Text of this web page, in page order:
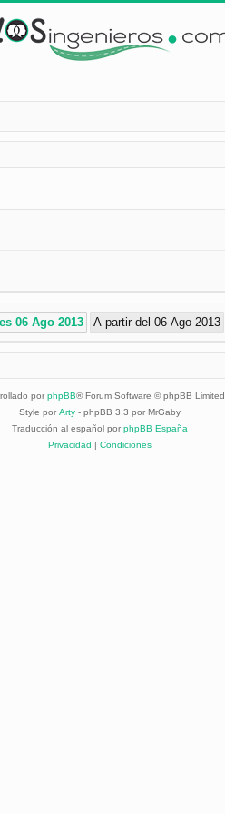
por phpBB® Forum Software © phpBB Limited
Style por Arty - phpBB 3.3 por MrGaby
Traducción al español por phpBB España
Privacidad | Condiciones